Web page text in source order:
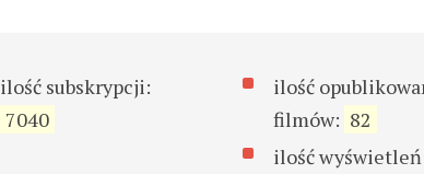
ilość subskrypcji:
7040
ilość
filmów: 82
ilość